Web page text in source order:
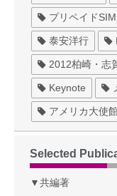
プリペイド
泰安洋行
2012柏崎・志
Keynote
アメリカ大使
Selected
▼共編著